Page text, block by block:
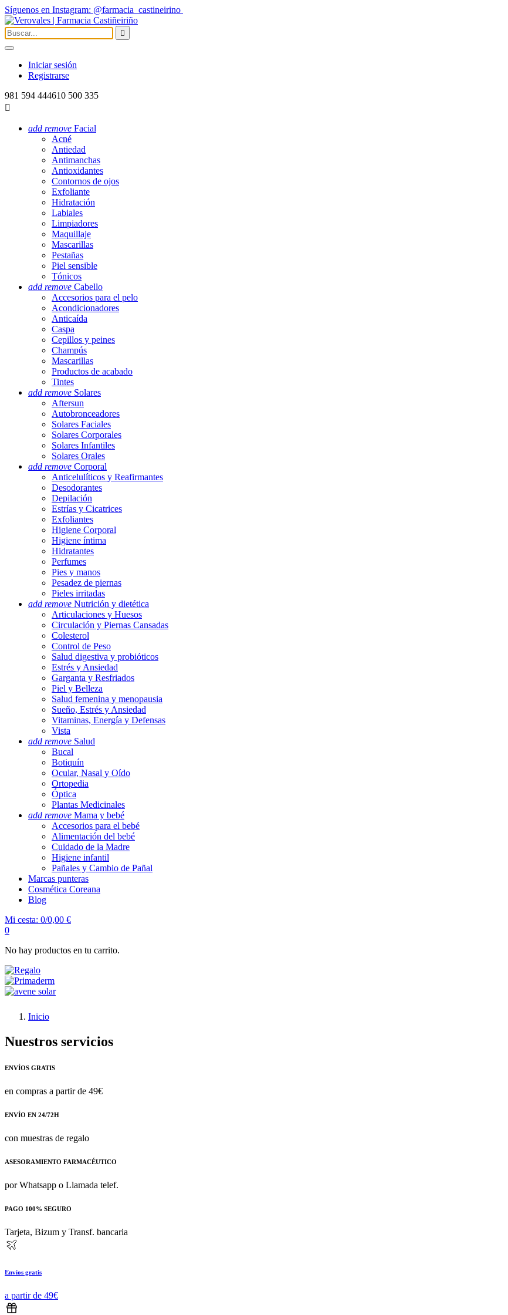
Síguenos en Instagram: @farmacia_castineirino

Iniciar sesión
Registrarse
981 594 444610 500 335

add remove Facial
Acné
Antiedad
Antimanchas
Antioxidantes
Contornos de ojos
Exfoliante
Hidratación
Labiales
Limpiadores
Maquillaje
Mascarillas
Pestañas
Piel sensible
Tónicos
add remove Cabello
Accesorios para el pelo
Acondicionadores
Anticaída
Caspa
Cepillos y peines
Champús
Mascarillas
Productos de acabado
Tintes
add remove Solares
Aftersun
Autobronceadores
Solares Faciales
Solares Corporales
Solares Infantiles
Solares Orales
add remove Corporal
Anticelulíticos y Reafirmantes
Desodorantes
Depilación
Estrías y Cicatrices
Exfoliantes
Higiene Corporal
Higiene íntima
Hidratantes
Perfumes
Pies y manos
Pesadez de piernas
Pieles irritadas
add remove Nutrición y dietética
Articulaciones y Huesos
Circulación y Piernas Cansadas
Colesterol
Control de Peso
Salud digestiva y probióticos
Estrés y Ansiedad
Garganta y Resfriados
Piel y Belleza
Salud femenina y menopausia
Sueño, Estrés y Ansiedad
Vitaminas, Energía y Defensas
Vista
add remove Salud
Bucal
Botiquín
Ocular, Nasal y Oído
Ortopedia
Óptica
Plantas Medicinales
add remove Mama y bebé
Accesorios para el bebé
Alimentación del bebé
Cuidado de la Madre
Higiene infantil
Pañales y Cambio de Pañal
Marcas punteras
Cosmética Coreana
Blog
Mi cesta: 0/0,00 €
0
No hay productos en tu carrito.
Inicio
Nuestros servicios
ENVÍOS GRATIS
en compras a partir de 49€
ENVÍO EN 24/72H
con muestras de regalo
ASESORAMIENTO FARMACÉUTICO
por Whatsapp o Llamada telef.
PAGO 100% SEGURO
Tarjeta, Bizum y Transf. bancaria
Envíos gratis
a partir de 49€